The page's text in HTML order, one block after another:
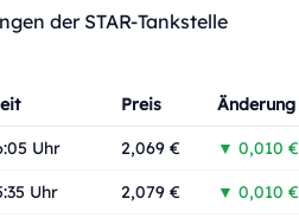
der STAR-Tankstelle
Preis Änderung
Uhr 2,069 € ▼ 0,010 €
Uhr 2,079 € ▼ 0,010 €